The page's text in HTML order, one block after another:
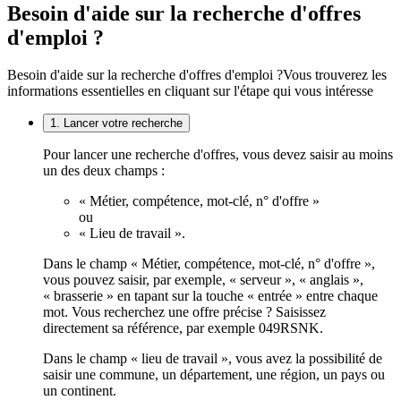
Besoin d'aide sur la recherche d'offres
d'emploi ?
Besoin d'aide sur la recherche d'offres d'emploi ?Vous trouverez les
informations essentielles en cliquant sur l'étape qui vous intéresse
1. Lancer votre recherche
Pour lancer une recherche d'offres, vous devez saisir au moins
un des deux champs :
« Métier, compétence, mot-clé, n° d'offre »
ou
« Lieu de travail ».
Dans le champ « Métier, compétence, mot-clé, n° d'offre »,
vous pouvez saisir, par exemple, « serveur », « anglais »,
« brasserie » en tapant sur la touche « entrée » entre chaque
mot. Vous recherchez une offre précise ? Saisissez
directement sa référence, par exemple 049RSNK.
Dans le champ « lieu de travail », vous avez la possibilité de
saisir une commune, un département, une région, un pays ou
un continent.